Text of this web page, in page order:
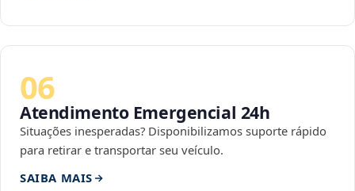
06
Atendimento Emergencial 24h
Situações inesperadas? Disponibilizamos suporte rápido
para retirar e transportar seu veículo.
SAIBA MAIS